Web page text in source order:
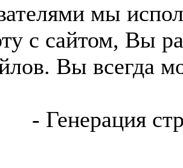
мы
с сайтом, Вы
Вы всегда
- Генерация